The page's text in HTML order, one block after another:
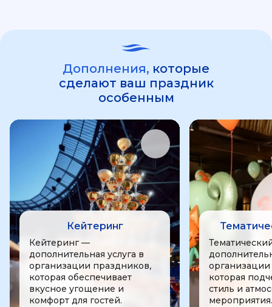
Дополнения, которые
сделают ваш праздник
особенным
Кейтеринг
Кейтеринг —
дополнительная услуга в
организации праздников,
которая обеспечивает
вкусное угощение и
комфорт для гостей.
которая
стиль и
мероприятия.